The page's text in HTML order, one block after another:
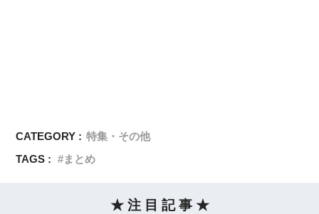
CATEGORY : 特集・その他
TAGS :
まとめ
★ 注 目 記 事 ★